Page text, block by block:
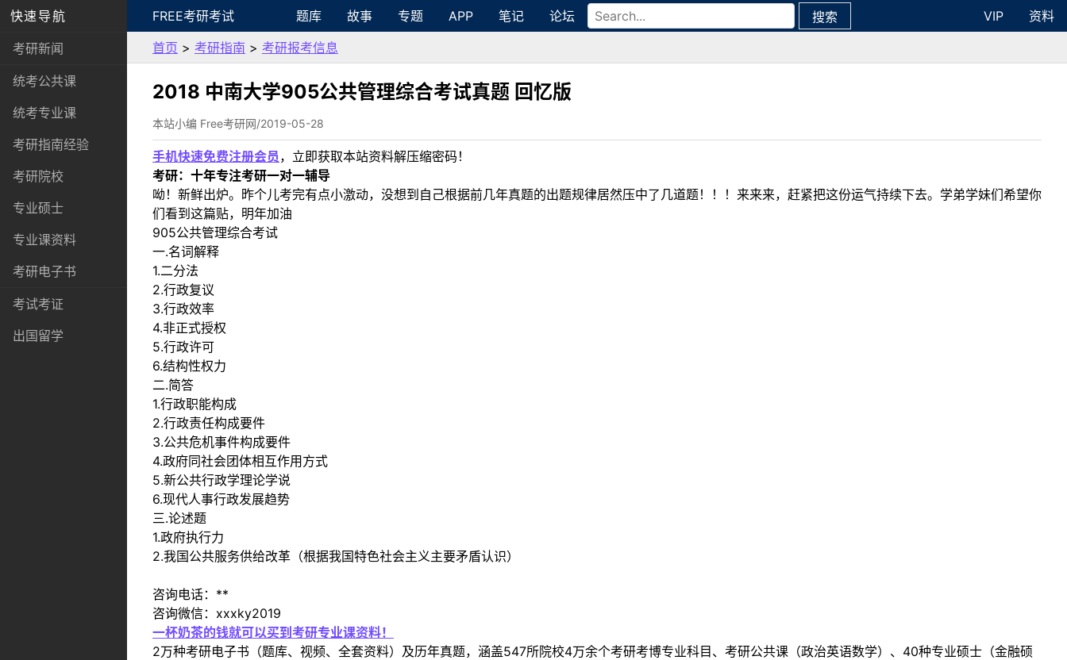
快速导航
考研新闻
统考公共课
统考专业课
考研指南经验
考研院校
专业硕士
专业课资料
考研电子书
考试考证
出国留学
FREE考研考试 题库 故事 专题 APP 笔记 论坛 搜索 VIP
资料
首页 > 考研指南 > 考研报考信息
2018 中南大学905公共管理综合考试真题 回忆版
本站小编 Free考研网/2019-05-28
手机快速免费注册会员 ，立即获取本站资料解压缩密码！
考研：十年专注考研一对一辅导
呦！新鲜出炉。昨个儿考完有点小激动，没想到自己根据前几年真题的出题规律居然压中了几道题！！！来来来，赶紧把这份运气持续下去。学弟学妹们希望你
们看到这篇贴，明年加油
905公共管理综合考试
一.名词解释
1.二分法
2.行政复议
3.行政效率
4.非正式授权
5.行政许可
6.结构性权力
二.简答
1.行政职能构成
2.行政责任构成要件
3.公共危机事件构成要件
4.政府同社会团体相互作用方式
5.新公共行政学理论学说
6.现代人事行政发展趋势
三.论述题
1.政府执行力
2.我国公共服务供给改革（根据我国特色社会主义主要矛盾认识）
咨询电话：**
咨询微信：xxxky2019
一杯奶茶的钱就可以买到考研专业课资料！
2万种考研电子书（题库、视频、全套资料）及历年真题，涵盖547所院校4万余个考研考博专业科目、考研公共课（政治英语数学）、40种专业硕士（金融硕